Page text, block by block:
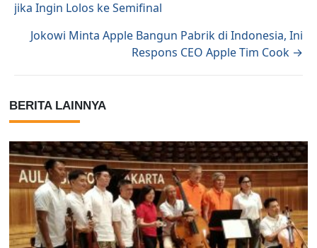
jika Ingin Lolos ke Semifinal
Jokowi Minta Apple Bangun Pabrik di Indonesia, Ini
Respons CEO Apple Tim Cook →
BERITA LAINNYA